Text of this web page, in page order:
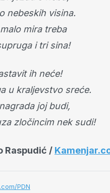
nebeskih visina.
mira treba
i tri sina!
ih neće!
u kraljevstvo sreće.
joj budi,
zločincim nek sudi!
Raspudić /
PDN